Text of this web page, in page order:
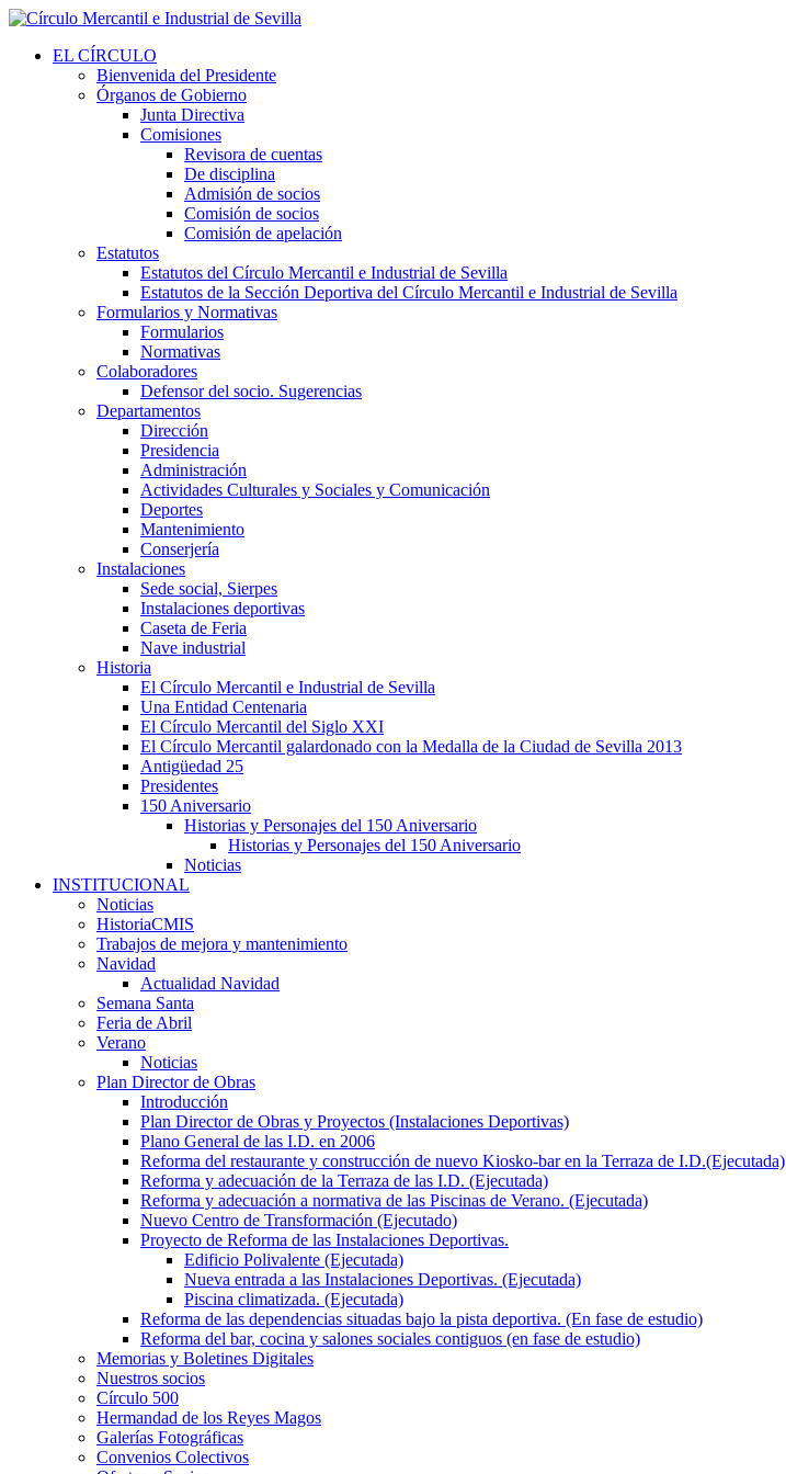
EL CÍRCULO
Bienvenida del Presidente
Órganos de Gobierno
Junta Directiva
Comisiones
Revisora de cuentas
De disciplina
Admisión de socios
Comisión de socios
Comisión de apelación
Estatutos
Estatutos del Círculo Mercantil e Industrial de Sevilla
Estatutos de la Sección Deportiva del Círculo Mercantil e Industrial de Sevilla
Formularios y Normativas
Formularios
Normativas
Colaboradores
Defensor del socio. Sugerencias
Departamentos
Dirección
Presidencia
Administración
Actividades Culturales y Sociales y Comunicación
Deportes
Mantenimiento
Conserjería
Instalaciones
Sede social, Sierpes
Instalaciones deportivas
Caseta de Feria
Nave industrial
Historia
El Círculo Mercantil e Industrial de Sevilla
Una Entidad Centenaria
El Círculo Mercantil del Siglo XXI
El Círculo Mercantil galardonado con la Medalla de la Ciudad de Sevilla 2013
Antigüedad 25
Presidentes
150 Aniversario
Historias y Personajes del 150 Aniversario
Historias y Personajes del 150 Aniversario
Noticias
INSTITUCIONAL
Noticias
HistoriaCMIS
Trabajos de mejora y mantenimiento
Navidad
Actualidad Navidad
Semana Santa
Feria de Abril
Verano
Noticias
Plan Director de Obras
Introducción
Plan Director de Obras y Proyectos (Instalaciones Deportivas)
Plano General de las I.D. en 2006
Reforma del restaurante y construcción de nuevo Kiosko-bar en la Terraza de I.D.(Ejecutada)
Reforma y adecuación de la Terraza de las I.D. (Ejecutada)
Reforma y adecuación a normativa de las Piscinas de Verano. (Ejecutada)
Nuevo Centro de Transformación (Ejecutado)
Proyecto de Reforma de las Instalaciones Deportivas.
Edificio Polivalente (Ejecutada)
Nueva entrada a las Instalaciones Deportivas. (Ejecutada)
Piscina climatizada. (Ejecutada)
Reforma de las dependencias situadas bajo la pista deportiva. (En fase de estudio)
Reforma del bar, cocina y salones sociales contiguos (en fase de estudio)
Memorias y Boletines Digitales
Nuestros socios
Círculo 500
Hermandad de los Reyes Magos
Galerías Fotográficas
Convenios Colectivos